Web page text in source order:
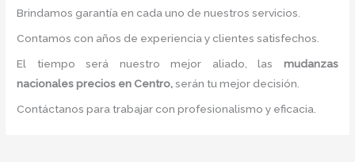
Brindamos garantía en cada uno de nuestros servicios.
Contamos con años de experiencia y clientes satisfechos.
El tiempo será nuestro mejor aliado, las mudanzas
nacionales precios en Centro,serán tu mejor decisión.
Contáctanos para trabajar con profesionalismo y eficacia.